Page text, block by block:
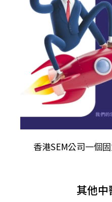
香港SEM公司一個
其他中